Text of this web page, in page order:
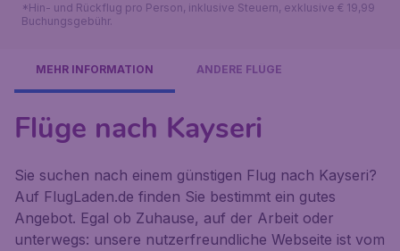
*Hin- und Rückflug pro Person, inklusive Steuern, exklusive € 19,99
Buchungsgebühr.
MEHR INFORMATION ANDERE FLÜGE
Flüge nach Kayseri
Sie suchen nach einem günstigen Flug nach Kayseri?
Auf FlugLaden.de finden Sie bestimmt ein gutes
Angebot. Egal ob Zuhause, auf der Arbeit oder
unterwegs: unsere nutzerfreundliche Webseite ist vom